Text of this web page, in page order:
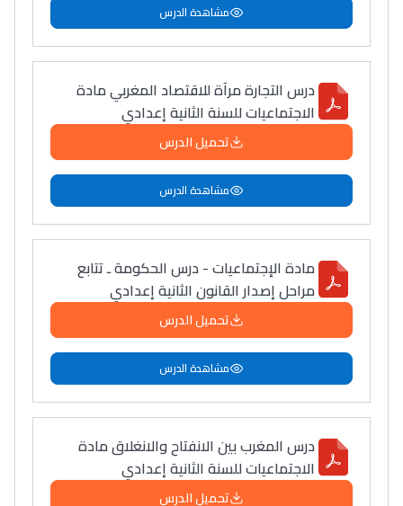
مشاهدة الدرس
درس التجارة مرآة للاقتصاد المغربي مادة
الاجتماعيات للسنة الثانية إعدادي
تحميل الدرس
مشاهدة الدرس
مادة الإجتماعيات - درس الحكومة ـ تتابع
مراحل إصدار القانون الثانية إعدادي
تحميل الدرس
مشاهدة الدرس
درس المغرب بين الانفتاح والانغلاق مادة
الاجتماعيات للسنة الثانية إعدادي
تحميل الدرس